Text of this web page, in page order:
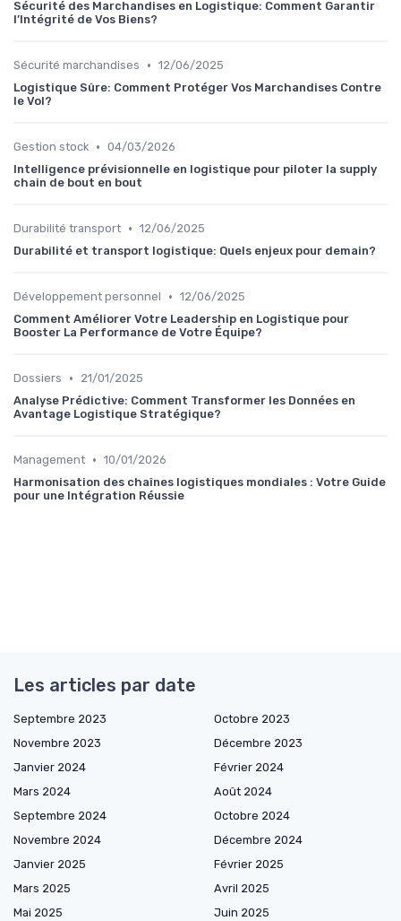
Sécurité des Marchandises en Logistique: Comment Garantir
l’Intégrité de Vos Biens?
Sécurité marchandises • 12/06/2025
Logistique Sûre: Comment Protéger Vos Marchandises Contre
le Vol?
Gestion stock • 04/03/2026
Intelligence prévisionnelle en logistique pour piloter la supply
chain de bout en bout
Durabilité transport • 12/06/2025
Durabilité et transport logistique: Quels enjeux pour demain?
Développement personnel • 12/06/2025
Comment Améliorer Votre Leadership en Logistique pour
Booster La Performance de Votre Équipe?
Dossiers •
21/01/2025
Analyse Prédictive: Comment Transformer les Données en
Avantage Logistique Stratégique?
Management • 10/01/2026
Harmonisation des chaînes logistiques mondiales : Votre Guide
pour une Intégration Réussie
Les articles par date
Septembre 2023
Octobre 2023
Novembre 2023
Décembre 2023
Janvier 2024
Février 2024
Mars 2024
Août 2024
Septembre 2024
Octobre 2024
Novembre 2024
Décembre 2024
Janvier 2025
Février 2025
Mars 2025
Avril 2025
Mai 2025
Juin 2025